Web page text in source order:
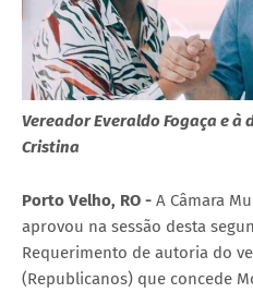
Vereador Everaldo Fogaça e à
Cristina
Porto Velho, RO - A Câmara
aprovou na sessão desta
Requerimento de autoria do
(Republicanos) que concede